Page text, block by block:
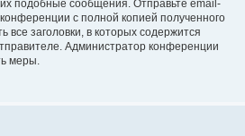
подобные сообщения. Отправьте email-
с полной копией полученного
все заголовки, в которых содержится
Администратор конференции
меры.